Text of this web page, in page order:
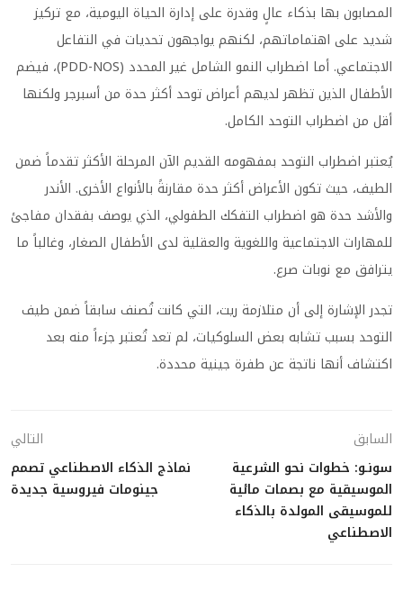
المصابون بها بذكاء عالٍ وقدرة على إدارة الحياة اليومية، مع تركيز
شديد على اهتماماتهم، لكنهم يواجهون تحديات في التفاعل
الاجتماعي. أما اضطراب النمو الشامل غير المحدد (PDD-NOS)، فيضم
الأطفال الذين تظهر لديهم أعراض توحد أكثر حدة من أسبرجر ولكنها
أقل من اضطراب التوحد الكامل.
يُعتبر اضطراب التوحد بمفهومه القديم الآن المرحلة الأكثر تقدماً ضمن
الطيف، حيث تكون الأعراض أكثر حدة مقارنةً بالأنواع الأخرى. الأندر
والأشد حدة هو اضطراب التفكك الطفولي، الذي يوصف بفقدان مفاجئ
للمهارات الاجتماعية واللغوية والعقلية لدى الأطفال الصغار، وغالباً ما
يترافق مع نوبات صرع.
تجدر الإشارة إلى أن متلازمة ريت، التي كانت تُصنف سابقاً ضمن طيف
التوحد بسبب تشابه بعض السلوكيات، لم تعد تُعتبر جزءاً منه بعد
اكتشاف أنها ناتجة عن طفرة جينية محددة.
السابق
سونـو: خطوات نحو الشرعية
الموسيقية مع بصمات مائية
للموسيقى المولدة بالذكاء
الاصطناعي
التالي
نماذج الذكاء الاصطناعي تصمم
جينومات فيروسية جديدة